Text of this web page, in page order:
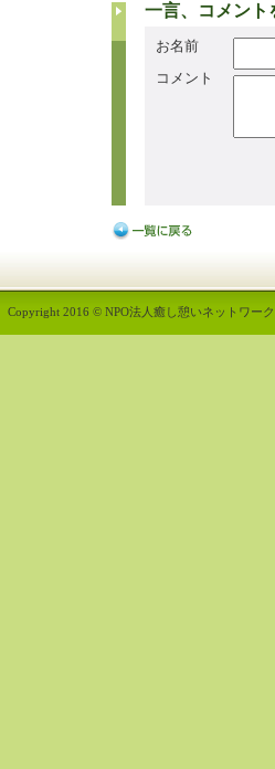
一言、コメント
お名前
コメント
Copyright 2016 © NPO法人癒し憩いネットワー